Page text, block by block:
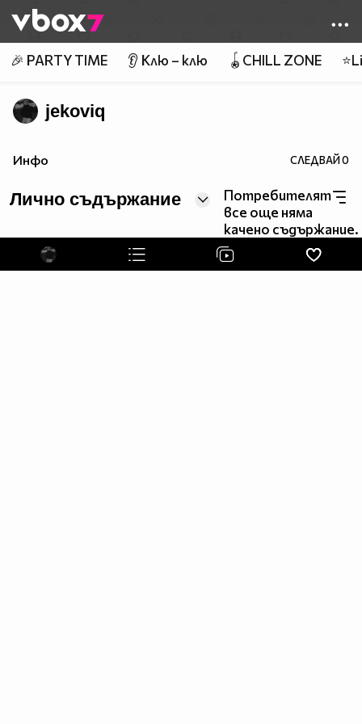
👾
🎉 PARTY TIME 👂 Клю – клю 🪀CHILL ZONE
jekoviq
Инфо СЛЕДВАЙ0
Лично съдържание
Потребителят
все още няма
качено съдържание.